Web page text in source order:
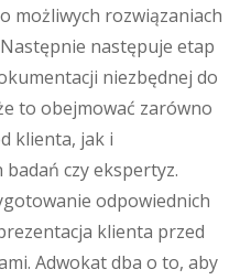
możliwych rozwiązaniach
następuje etap
niezbędnej do
to obejmować zarówno
klienta, jak i
badań czy ekspertyz.
odpowiednich
klienta przed
Adwokat dba o to, aby